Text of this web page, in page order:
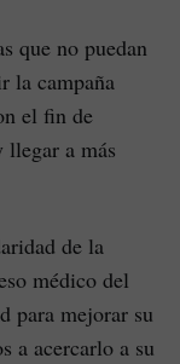
que no puedan
la campaña
el fin de
llegar a más
de la
médico del
para mejorar su
a acercarlo a su